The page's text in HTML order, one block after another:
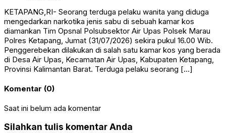
KETAPANG,RI- Seorang terduga pelaku wanita yang diduga
mengedarkan narkotika jenis sabu di sebuah kamar kos
diamankan Tim Opsnal Polsubsektor Air Upas Polsek Marau
Polres Ketapang, Jumat (31/07/2026) sekira pukul 16.00 Wib.
Penggerebekan dilakukan di salah satu kamar kos yang berada
di Desa Air Upas, Kecamatan Air Upas, Kabupaten Ketapang,
Provinsi Kalimantan Barat. Terduga pelaku seorang […]
Komentar (0)
Saat ini belum ada komentar
Silahkan tulis komentar Anda